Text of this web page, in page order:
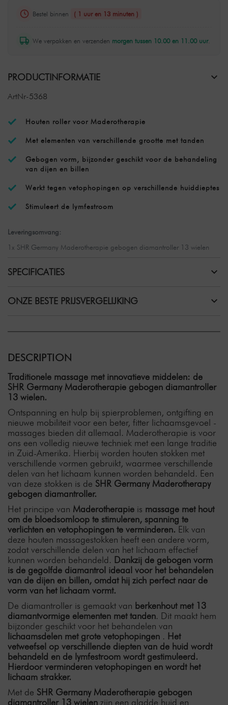
Bestel binnen ( 1 uur en 13 minuten )
We verpakken en verzenden morgen tussen 10.00 en 11.00 uur.
PRODUCTINFORMATIE
ArtNr-5368
Houten roller voor Maderotherapie
Met elementen van verschillende grootte met tanden
Gebogen vorm, bijzonder geschikt voor de behandeling
van dijen en billen
Werkt tegen vetophopingen op verschillende huiddieptes
Stimuleert de lymfestroom
Leveringsomvang:
1x SHR Germany Maderotherapie gebogen diamantroller 13 wielen
SPECIFICATIES
ONZE BESTE PRIJSVERGELIJKING
DESCRIPTION
Traditionele massage met innovatieve middelen: de
SHR Germany Maderotherapie gebogen diamantroller
13 wielen.
Ontspanning en hulp bij spierproblemen, ontgifting en
nieuwe mobiliteit voor een beter, fitter lichaamsgevoel -
massages bieden dit allemaal. Maderotherapie is voor
ons een volledig nieuwe techniek met een lange traditie
in Zuid-Amerika. Hierbij worden houten stokken met
verschillende vormen gebruikt, waarmee verschillende
delen van het lichaam kunnen worden behandeld. Een
van deze stokken is de SHR Germany Maderotherapy
gebogen diamantroller.
Het principe van Maderotherapie is massage met hout
om de bloedsomloop te stimuleren, spanning te
verlichten en vetophopingen te verminderen. Elk van
deze houten massagestokken heeft een andere vorm,
zodat verschillende delen van het lichaam effectief
kunnen worden behandeld. Dankzij de gebogen vorm
is de gegolfde diamantrol ideaal voor het behandelen
van de dijen en billen, omdat hij zich perfect naar de
vorm van het lichaam vormt.
De diamantroller is gemaakt van berkenhout met 13
diamantvormige elementen met tanden. Dit maakt hem
bijzonder geschikt voor het behandelen van
lichaamsdelen met grote vetophopingen . Het
vetweefsel op verschillende diepten van de huid wordt
behandeld en de lymfestroom wordt gestimuleerd.
Hierdoor verminderen vetophopingen en wordt het
lichaam strakker.
Met de SHR Germany Maderotherapie gebogen
diamantroller 13 wielen zijn een gladde huid en